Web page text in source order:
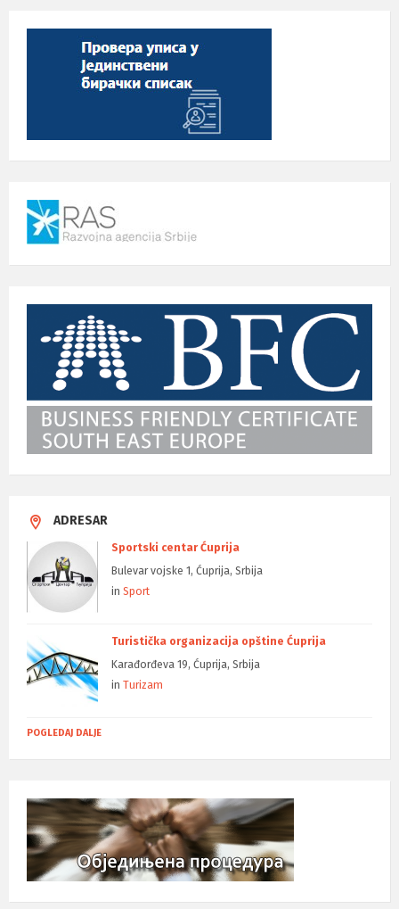
ADRESAR
Sportski centar Ćuprija
Bulevar vojske 1, Ćuprija, Srbija
in Sport
Turistička organizacija opštine Ćuprija
Karađorđeva 19, Ćuprija, Srbija
in Turizam
POGLEDAJ DALJE